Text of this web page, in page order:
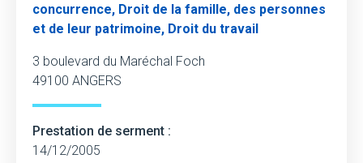
concurrence, Droit de la famille, des personnes
et de leur patrimoine, Droit du travail
3 boulevard du Maréchal Foch
49100 ANGERS
Prestation de serment :
14/12/2005